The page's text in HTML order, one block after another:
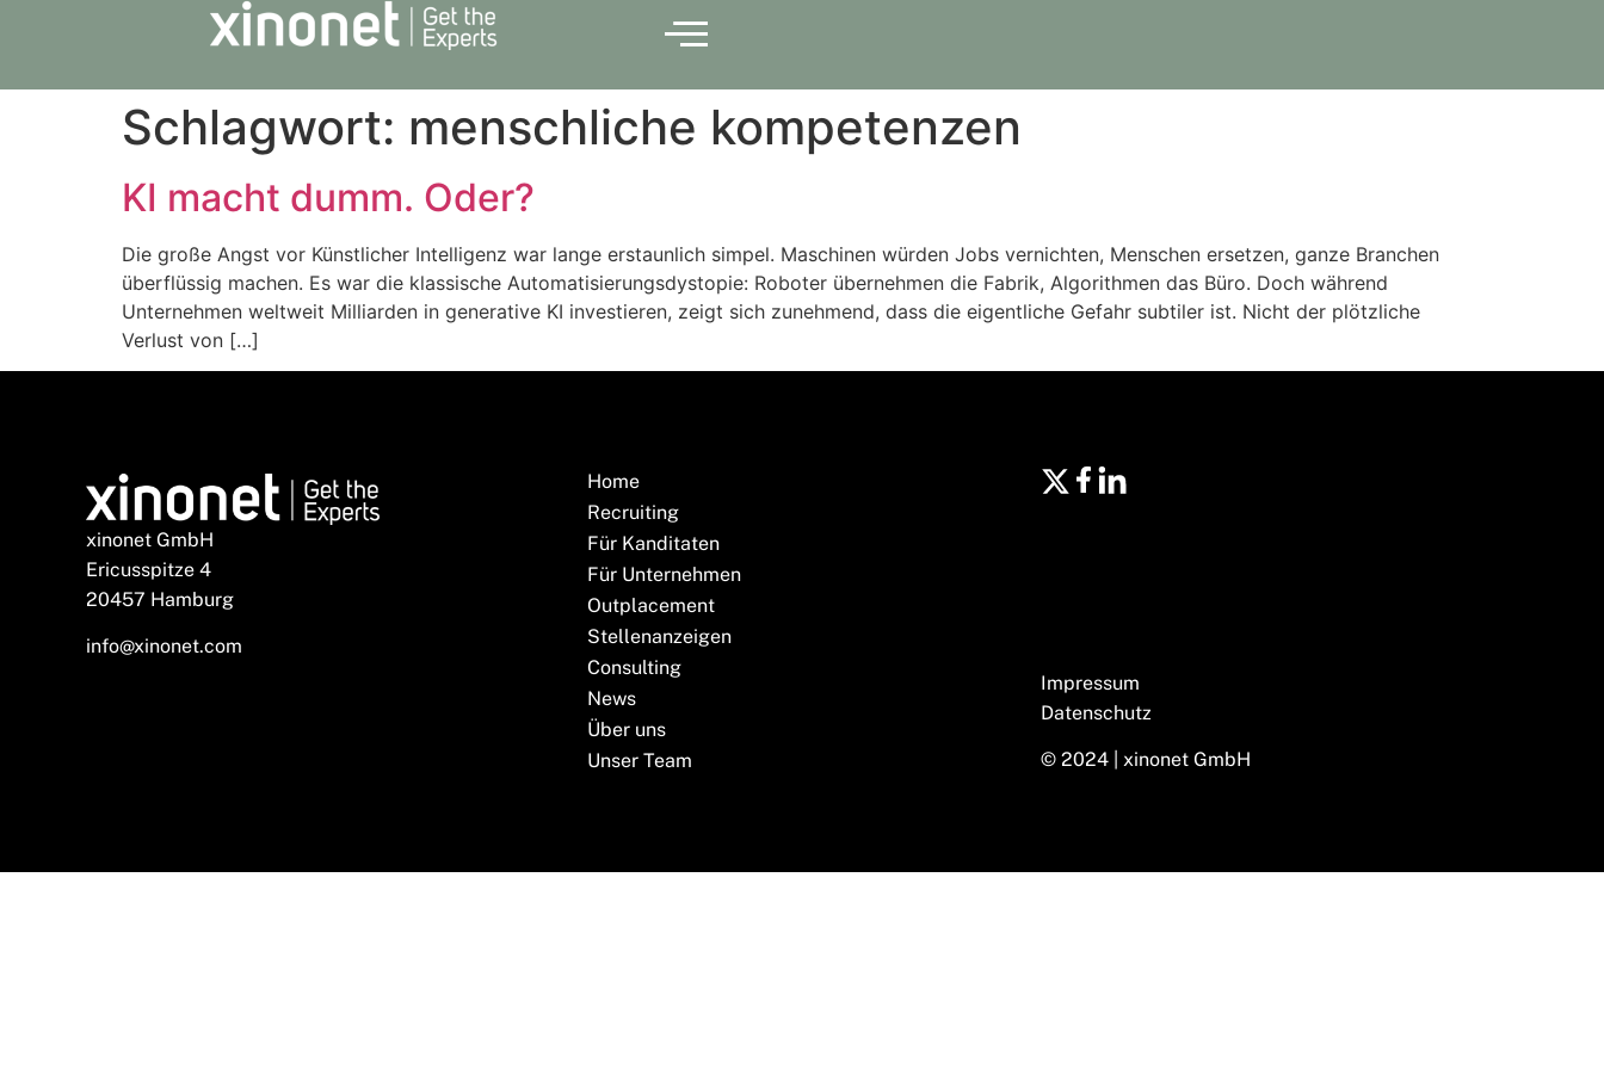
Schlagwort: menschliche kompetenzen
KI macht dumm. Oder?
Die große Angst vor Künstlicher Intelligenz war lange erstaunlich simpel. Maschinen würden Jobs vernichten, Menschen ersetzen, ganze Branchen
überflüssig machen. Es war die klassische Automatisierungsdystopie: Roboter übernehmen die Fabrik, Algorithmen das Büro. Doch während
Unternehmen weltweit Milliarden in generative KI investieren, zeigt sich zunehmend, dass die eigentliche Gefahr subtiler ist. Nicht der plötzliche
Verlust von […]
xinonet GmbH
Ericusspitze 4
20457 Hamburg
info@xinonet.com
Home
Recruiting
Für Kanditaten
Für Unternehmen
Outplacement
Stellenanzeigen
Consulting
News
Über uns
Unser Team
Impressum
Datenschutz
© 2024 | xinonet GmbH